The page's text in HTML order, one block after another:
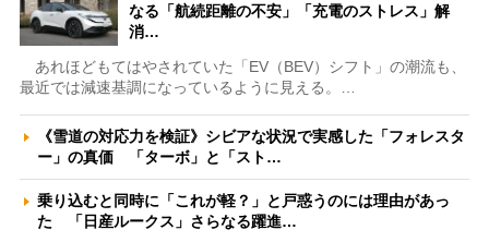
なる「航続距離の不安」「充電のストレス」解
消…
あれほどもてはやされていた「EV（BEV）シフト」の潮流も、
最近では減速基調になっているように見える。…
《雪道の対応力を検証》シビアな状況で実感した「フォレスタ
ー」の真価 「ターボ」と「スト…
乗り込むと同時に「これが軽？」と戸惑うのには理由があっ
た 「日産ルークス」さらなる躍進…